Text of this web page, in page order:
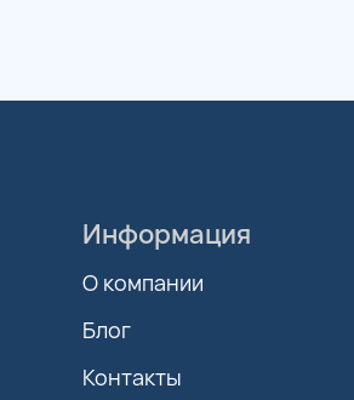
Информация
О компании
Блог
Контакты